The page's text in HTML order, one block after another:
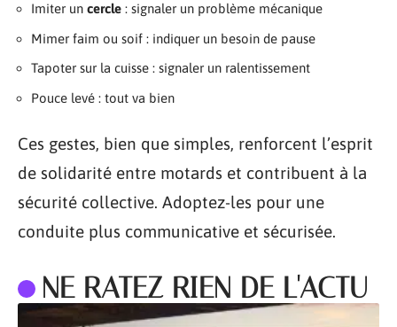
Imiter un cercle : signaler un problème mécanique
Mimer faim ou soif : indiquer un besoin de pause
Tapoter sur la cuisse : signaler un ralentissement
Pouce levé : tout va bien
Ces gestes, bien que simples, renforcent l’esprit
de solidarité entre motards et contribuent à la
sécurité collective. Adoptez-les pour une
conduite plus communicative et sécurisée.
NE RATEZ RIEN DE L'ACTU